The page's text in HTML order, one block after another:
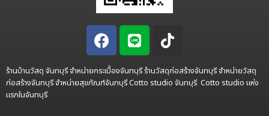
ร้านบ้านวัสดุ จันทบุรี จำหน่ายกระเบื้องจันทบุรี ร้านวัสดุก่อสร้างจันทบุรี จำหน่ายวัสดุ
ก่อสร้างจันทบุรี จำหน่ายสุขภัณฑ์จันทบุรี Cotto studio จันทบุรี Cotto studio แห่ง
แรกในจันทบุรี